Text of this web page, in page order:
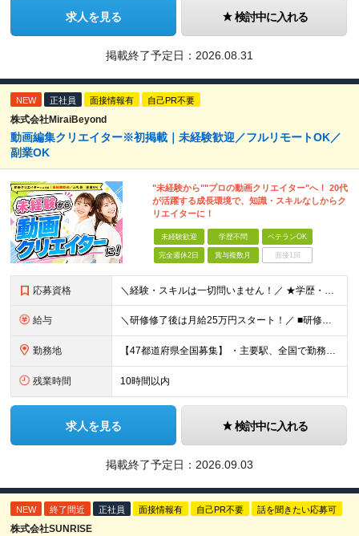
求人を見る 検討中に入れる
掲載終了予定日： 2026.08.31
NEW 正社員 面接情報有 自己PR不要
株式会社MiraiBeyond
動画編集クリエイター※初掲載｜未経験歓迎／フルリモートOK／
副業OK
"未経験から""プロの動画クリエイター"へ！ 20代
が活躍する成長環境で、知識・スキルなしからク
リエイターに！
未経験歓迎 学歴不問 ベテランOK
完全週休2日 賞与複数月 面接1回
応募資格 ＼経験・スキルは一切問いません！／ ★学歴・職歴不問 ★未経験・第二新卒歓迎！ ★正社員デビューも応援します！ 【こんな方にピッタリ！】 ✓ 動画やYouTube、TikTokを見るのが好きな方 ✓
給与 ＼研修修了後は月給25万円スタート！／ ■研修修了後 月給25万円＋賞与＋インセンティブ賞与 ※残業代は別途支給 ▽研修期間▽ 【未経験者】 ▶ 月給20万円～ 【固定残業代について】
勤務地 【47都道府県全国募集】 ・主要駅、全国で勤務可能！ ・どこに住んでいても応募可能！ 【東京本社】 東京都品川区東品川5-9-2 在宅でコツコツ働きながら、長く安定して続けられます♪ 本社：〒1
残業時間 10時間以内
求人を見る 検討中に入れる
掲載終了予定日： 2026.09.03
NEW 終了間近 正社員 面接情報有 自己PR不要 話を聞きたい応募可
株式会社SUNRISE